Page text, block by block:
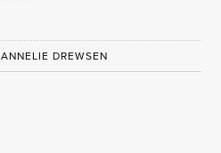
ANNELIE DREWSEN